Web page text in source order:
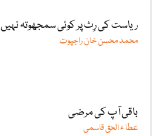
ریاست کی رِٹ پر کوئی سمجھوتہ نہیں
محمد محسن خان راجپوت
باقی آپ کی مرضی
عطا ء الحق قاسمی